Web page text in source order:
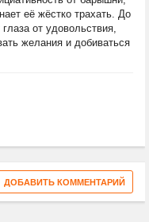
её жёстко трахать. До
от удовольствия,
желания и добиваться
ДОБАВИТЬ КОММЕНТАРИЙ